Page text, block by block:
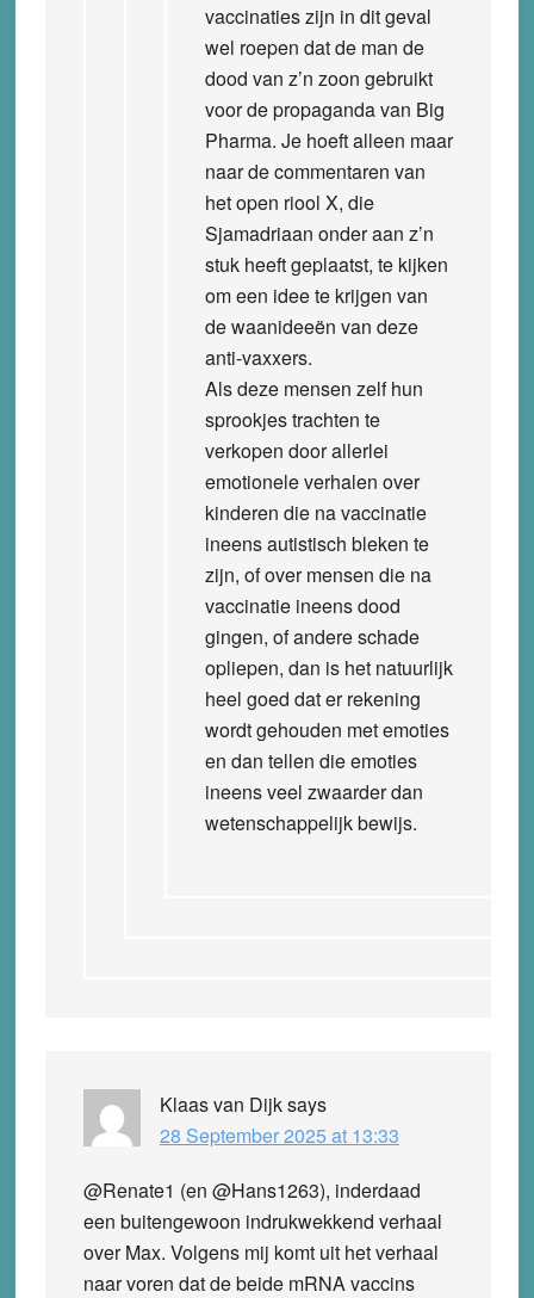
vaccinaties zijn in dit geval
wel roepen dat de man de
dood van z’n zoon gebruikt
voor de propaganda van Big
Pharma. Je hoeft alleen maar
naar de commentaren van
het open riool X, die
Sjamadriaan onder aan z’n
stuk heeft geplaatst, te kijken
om een idee te krijgen van
de waanideeën van deze
anti-vaxxers.
Als deze mensen zelf hun
sprookjes trachten te
verkopen door allerlei
emotionele verhalen over
kinderen die na vaccinatie
ineens autistisch bleken te
zijn, of over mensen die na
vaccinatie ineens dood
gingen, of andere schade
opliepen, dan is het natuurlijk
heel goed dat er rekening
wordt gehouden met emoties
en dan tellen die emoties
ineens veel zwaarder dan
wetenschappelijk bewijs.
Klaas van Dijksays
28 September 2025 at 13:33
@Renate1 (en @Hans1263), inderdaad
een buitengewoon indrukwekkend verhaal
over Max. Volgens mij komt uit het verhaal
naar voren dat de beide mRNA vaccins